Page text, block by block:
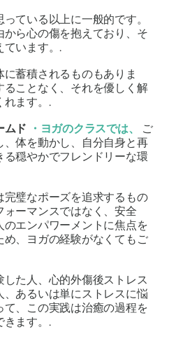
ている以上に一般的です。
から心の傷を抱えており、そ
ています。.
に蓄積されるものもありま
ことなく、それを優しく解
れます。.
ムド
・ヨガのクラスでは、
ご
、体を動かし、自分自身と再
る穏やかでフレンドリーな環
完璧なポーズを追求するもの
ォーマンスではなく、安全
エンパワーメントに焦点を
め、ヨガの経験がなくてもご
た人、心的外傷後ストレス
あるいは単にストレスに悩
て、この実践は治癒の過程を
きます。.